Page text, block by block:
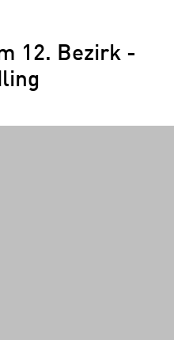
12. Bezirk -